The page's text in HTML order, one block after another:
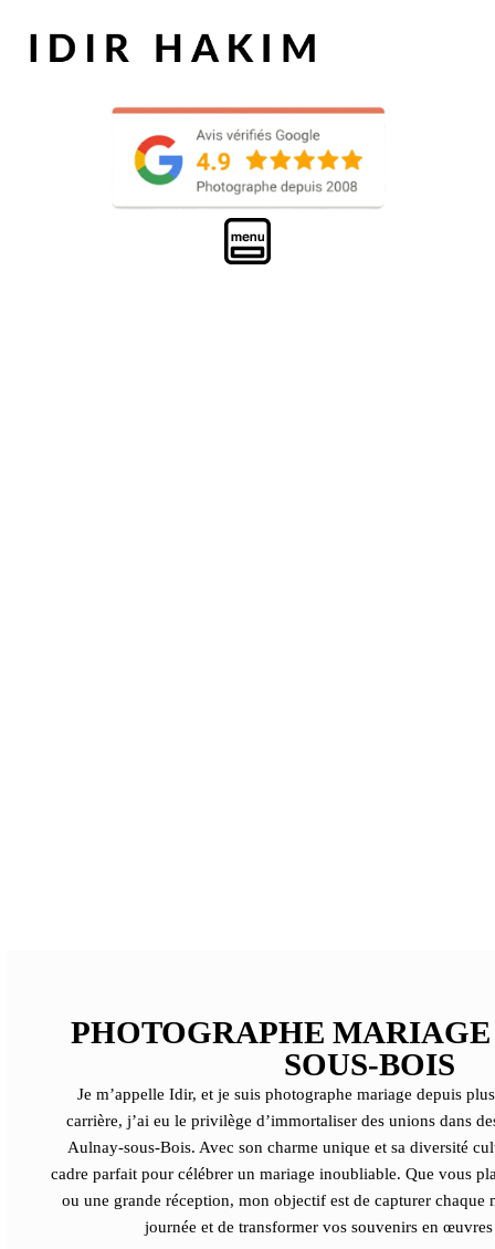
PHOTOGRAPHE
SOUS-BOIS
Je m’appelle Idir, et je suis photographe mariage depuis
carrière, j’ai eu le privilège d’immortaliser des unions dans
Aulnay-sous-Bois. Avec son charme unique et sa diversité
cadre parfait pour célébrer un mariage inoubliable. Que vous
ou une grande réception, mon objectif est de capturer chaque
journée et de transformer vos souvenirs en